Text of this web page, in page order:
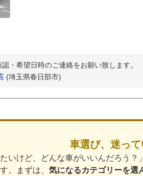
・希望日時のご連絡をお願い致します。
(埼玉県春日部市)
車選び、迷っ
たいけど、どんな車がいいんだろう
。まずは、 気になるカテゴリーを選